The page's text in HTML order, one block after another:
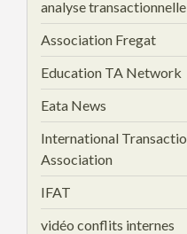
analyse transactionnelle
Association Fregat
Education TA Network
Eata News
International
Association
IFAT
vidéo conflits internes